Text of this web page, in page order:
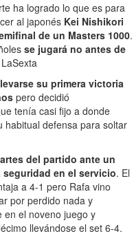
ha logrado lo que es para
al japonés Kei Nishikori
de un Masters 1000.
se jugará no antes de
su primera victoria
pero decidió
tenía casi fijo a donde
habitual defensa para soltar
del partido ante un
en el servicio. El
a 4-1 pero Rafa vino
por perdido nada y
en el noveno juego y
llevándose el set 6-4.